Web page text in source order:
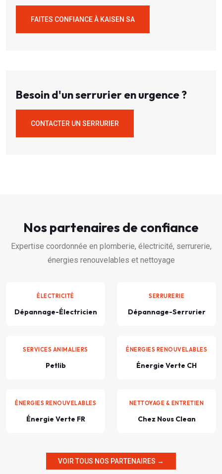
FAITES CONFIANCE À KAISEN SA
Besoin d'un serrurier en urgence ?
CONTACTER UN SERRURIER
Nos partenaires de confiance
Expertise coordonnée en plomberie, électricité, serrurerie,
énergies renouvelables et nettoyage
ÉLECTRICITÉ
Dépannage-Électricien
SERRURERIE
Dépannage-Serrurier
SERVICES ANIMALIERS
Petlib
ÉNERGIES RENOUVELABLES
Énergie Verte CH
ÉNERGIES RENOUVELABLES
Énergie Verte FR
NETTOYAGE & ENTRETIEN
Chez Nous Clean
VOIR TOUS NOS PARTENAIRES →